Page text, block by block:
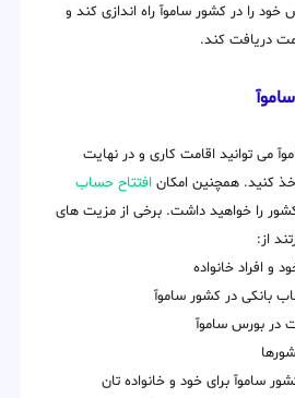
خود را در کشور ساموآ راه اندازی کند و
دریافت کند.
می توانید اقامت کاری و در نهایت
کنید. همچنین امکان افتتاح حساب
را خواهید داشت. برخی از مزیت های
از:
و افراد خانواده
بانکی در کشور ساموآ
در بورس ساموآ
ساموآ برای خود و خانواده تان